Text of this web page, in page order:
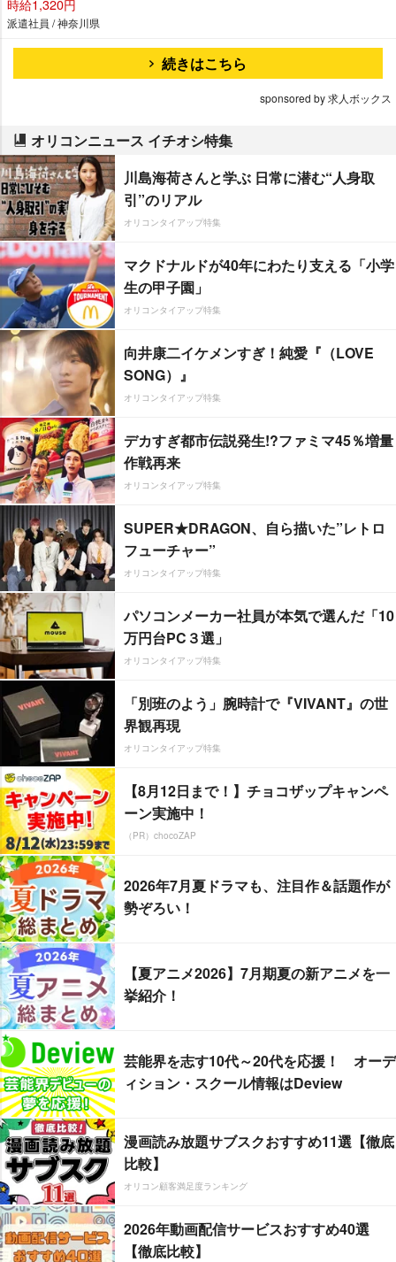
時給1,320円
派遣社員 / 神奈川県
続きはこちら
sponsored by 求人ボックス
オリコンニュース イチオシ特集
川島海荷さんと学ぶ 日常に潜む“人身取
引”のリアル
オリコンタイアップ特集
マクドナルドが40年にわたり支える「小学
生の甲子園」
オリコンタイアップ特集
向井康二イケメンすぎ！純愛『（LOVE
SONG）』
オリコンタイアップ特集
デカすぎ都市伝説発生!?ファミマ45％増量
作戦再来
オリコンタイアップ特集
SUPER★DRAGON、自ら描いた”レトロ
フューチャー”
オリコンタイアップ特集
パソコンメーカー社員が本気で選んだ「10
万円台PC３選」
オリコンタイアップ特集
「別班のよう」腕時計で『VIVANT』の世
界観再現
オリコンタイアップ特集
【8月12日まで！】チョコザップキャンペ
ーン実施中！
（PR）chocoZAP
2026年7月夏ドラマも、注目作＆話題作が
勢ぞろい！
【夏アニメ2026】7月期夏の新アニメを一
挙紹介！
芸能界を志す10代～20代を応援！ オーデ
ィション・スクール情報はDeview
漫画読み放題サブスクおすすめ11選【徹底
比較】
オリコン顧客満足度ランキング
2026年動画配信サービスおすすめ40選
【徹底比較】